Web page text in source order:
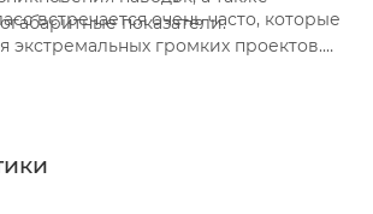
показатели.
встречается очень часто, которые
экстремальных громких проектов.
мощность. Усиление качества